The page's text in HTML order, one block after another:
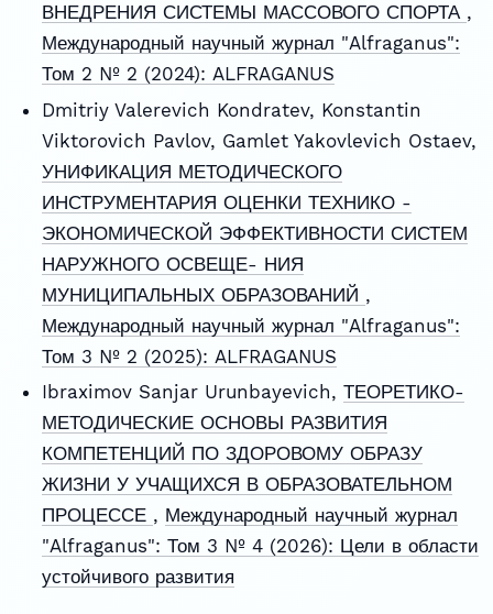
ВНЕДРЕНИЯ СИСТЕМЫ МАССОВОГО СПОРТА ,
Международный научный журнал "Alfraganus":
Том 2 № 2 (2024): ALFRAGANUS
Dmitriy Valerevich Kondratev, Konstantin
Viktorovich Pavlov, Gamlet Yakovlevich Ostaev,
УНИФИКАЦИЯ МЕТОДИЧЕСКОГО
ИНСТРУМЕНТАРИЯ ОЦЕНКИ ТЕХНИКО -
ЭКОНОМИЧЕСКОЙ ЭФФЕКТИВНОСТИ СИСТЕМ
НАРУЖНОГО ОСВЕЩЕ- НИЯ
МУНИЦИПАЛЬНЫХ ОБРАЗОВАНИЙ ,
Международный научный журнал "Alfraganus":
Том 3 № 2 (2025): ALFRAGANUS
Ibraximov Sanjar Urunbayevich, ТЕОРЕТИКО-
МЕТОДИЧЕСКИЕ ОСНОВЫ РАЗВИТИЯ
КОМПЕТЕНЦИЙ ПО ЗДОРОВОМУ ОБРАЗУ
ЖИЗНИ У УЧАЩИХСЯ В ОБРАЗОВАТЕЛЬНОМ
ПРОЦЕССЕ , Международный научный журнал
"Alfraganus": Том 3 № 4 (2026): Цели в области
устойчивого развития